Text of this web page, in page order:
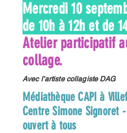
Mercredi 10
de 10h à 12h et de
Atelier participatif
collage.
Avec l’artiste collagiste DAG
Médiathèque CAPI à
Centre Simone Signoret
ouvert à tous